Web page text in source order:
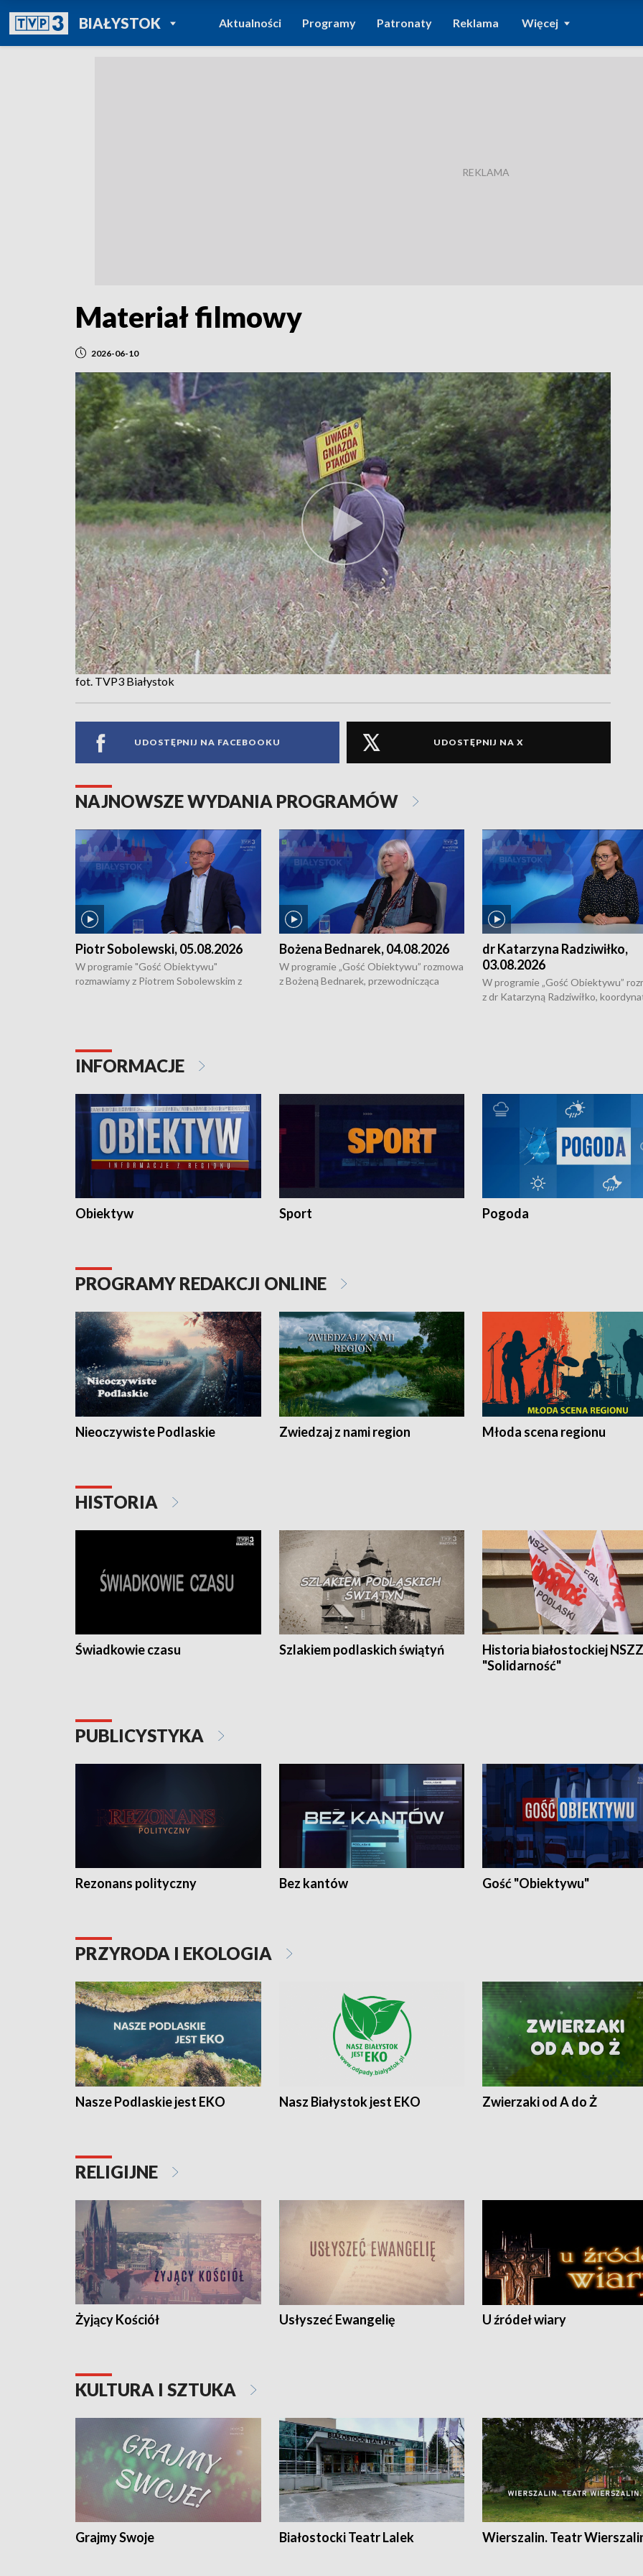
BIAŁYSTOKPOWRÓT DO
TVP REGIONY
Aktualności Programy Patronaty Reklama Więcej
Materiał filmowy
2026-06-10
fot. TVP3 Białystok
UDOSTĘPNIJ NA FACEBOOKU UDOSTĘPNIJ NA X
NAJNOWSZE WYDANIA PROGRAMÓW
Piotr Sobolewski, 05.08.2026
W programie "Gość Obiektywu"
rozmawiamy z Piotrem Sobolewskim z
Bożena Bednarek, 04.08.2026
W programie „Gość Obiektywu” rozmowa
z Bożeną Bednarek, przewodnicząca
dr Katarzyna Radziwiłko,
03.08.2026
W programie „Gość Obiektywu”
z dr Katarzyną Radziwiłko,
INFORMACJE
Obiektyw Sport Pogoda
PROGRAMY REDAKCJI ONLINE
Nieoczywiste Podlaskie Zwiedzaj z nami region Młoda scena regionu
HISTORIA
Świadkowie czasu Szlakiem podlaskich świątyń
Historia białostockiej NSZZ
"Solidarność"
PUBLICYSTYKA
Rezonans polityczny Bez kantów Gość "Obiektywu"
PRZYRODA I EKOLOGIA
Nasze Podlaskie jest EKO Nasz Białystok jest EKO Zwierzaki od A do Ż
RELIGIJNE
Żyjący Kościół Usłyszeć Ewangelię U źródeł wiary
KULTURA I SZTUKA
Grajmy Swoje Białostocki Teatr Lalek Wierszalin. Teatr